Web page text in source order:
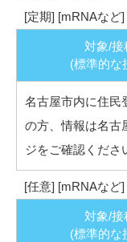
[定期] [mRNAなど]
対象/接
(標準的な
名古屋市内に住民
の方、情報は名古
ジをご確認くださ
[任意] [mRNAなど]
対象/接
(標準的な